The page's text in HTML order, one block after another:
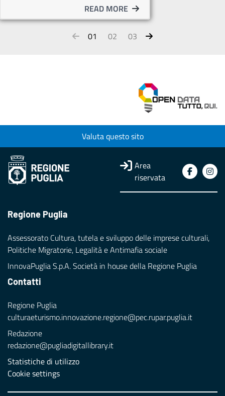
READ MORE
01 02 03
Valuta questo sito
Area
riservata
Regione Puglia
Assessorato Cultura, tutela e sviluppo delle imprese culturali,
Politiche Migratorie, Legalità e Antimafia sociale
InnovaPuglia S.p.A. Società in house della Regione Puglia
Contatti
Regione Puglia
culturaeturismo.innovazione.regione@pec.rupar.puglia.it
Redazione
redazione@pugliadigitallibrary.it
Statistiche di utilizzo
Cookie settings